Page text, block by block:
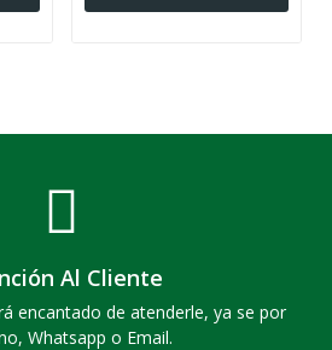
Al Cliente
encantado de atenderle, ya se por
Whatsapp o Email.